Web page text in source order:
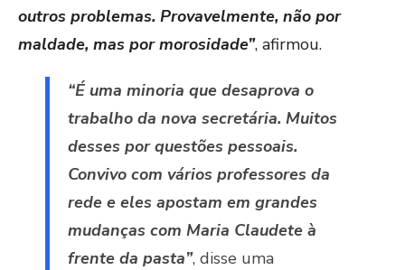
outros problemas. Provavelmente, não por
maldade, mas por morosidade”, afirmou.
“É uma minoria que desaprova o
trabalho da nova secretária. Muitos
desses por questões pessoais.
Convivo com vários professores da
rede e eles apostam em grandes
mudanças com Maria Claudete à
frente da pasta”, disse uma